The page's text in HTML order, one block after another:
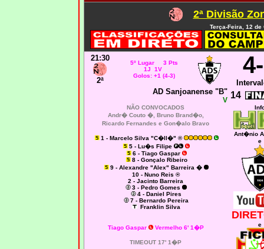
2ª Divisão
Terça-Feira, 12 de
21:30
2ª
5º Lugar 3 Pts
1J 1V
Golos: +1 (4-3)
AD Sanjoanense "B"
V 14
NÃO CONVOCADOS
Andr� Couto �, Bruno Brand�o,
Ricardo Fernandes e Gon�alo Bravo
1 - Marcelo Silva "C�ll�" ®
5 - Lu�s Filipe
6 - Tiago Gaspar
8 - Gonçalo Ribeiro
9 - Alexandre "Alex" Barreira �
10 - Nuno Reis ®
2 - Jacinto Barreira
3 - Pedro Gomes
4 - Daniel Pires
7 - Bernardo Pereira
Franklin Silva
Tiago Gaspar Vermelho 6' 1�P
TIMEOUT 17' 1�P
Ant�nio
e
e